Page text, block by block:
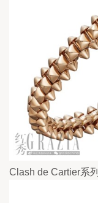
Clash de Cartier系